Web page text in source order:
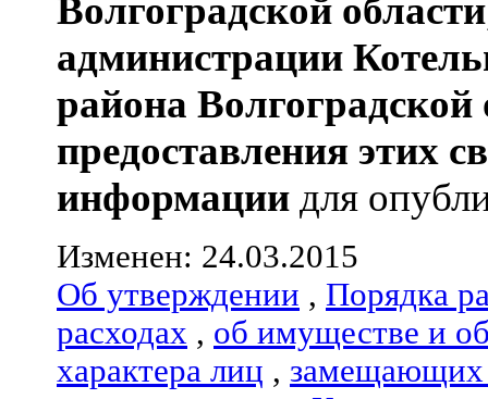
Волгоградской области
администрации
района Волгоградской
предоставления этих
информации для
Изменен: 24.03.2015
Об утверждении , Порядка
расходах , об имуществе и
характера лиц , замещающих